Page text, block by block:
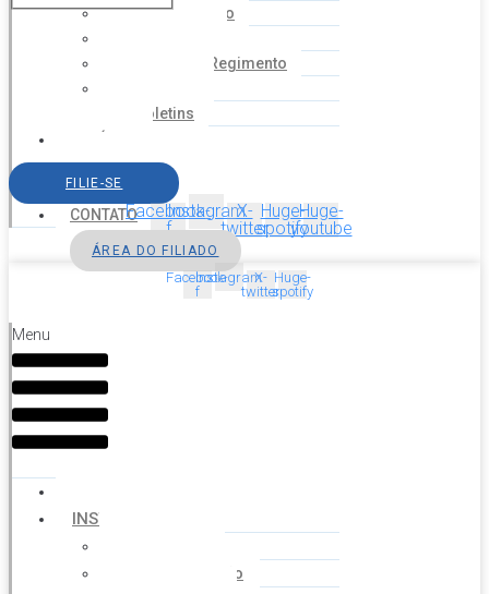
Coordenação
Estatuto e Regimento
Boletins
SERVIÇOS
AGENDA
CONTATO
FILIE-SE
Facebook-
f
InstagramX-
twitter
Huge-
spotify
Huge-
youtube
ÁREA DO FILIADO
Facebook-
f
InstagramX-
twitter
Huge-
spotify
Menu
INSTITUCIONAL
Coordenação